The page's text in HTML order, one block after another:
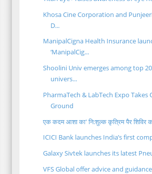
Khosa Cine Corporation and
D...
ManipalCigna Health Insurance
‘ManipalCig...
Shoolini Univ emerges among top
univers...
PharmaTech & LabTech Expo Takes
Ground
एक कदम आशा का' नि:शुल्क कृत्रिम पैर शिविर
ICICI Bank launches India’s first
Galaxy Sivtek launches its latest
VFS Global offer advice and